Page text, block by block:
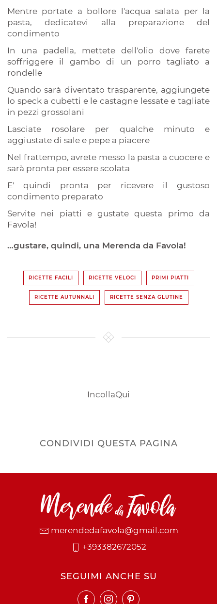
Mentre portate a bollore l'acqua salata per la
pasta, dedicatevi alla preparazione del
condimento
In una padella, mettete dell'olio dove farete
soffriggere il gambo di un porro tagliato a
rondelle
Quando sarà diventato trasparente, aggiungete
lo speck a cubetti e le castagne lessate e tagliate
in pezzi grossolani
Lasciate rosolare per qualche minuto e
aggiustate di sale e pepe a piacere
Nel frattempo, avrete messo la pasta a cuocere e
sarà pronta per essere scolata
E' quindi pronta per ricevere il gustoso
condimento preparato
Servite nei piatti e gustate questa primo da
Favola!
…gustare, quindi, una Merenda da Favola!
RICETTE FACILI RICETTE VELOCI PRIMI PIATTI
RICETTE AUTUNNALI RICETTE SENZA GLUTINE
IncollaQui
CONDIVIDI QUESTA PAGINA
merendedafavola@gmail.com
+393382672052
SEGUIMI ANCHE SU